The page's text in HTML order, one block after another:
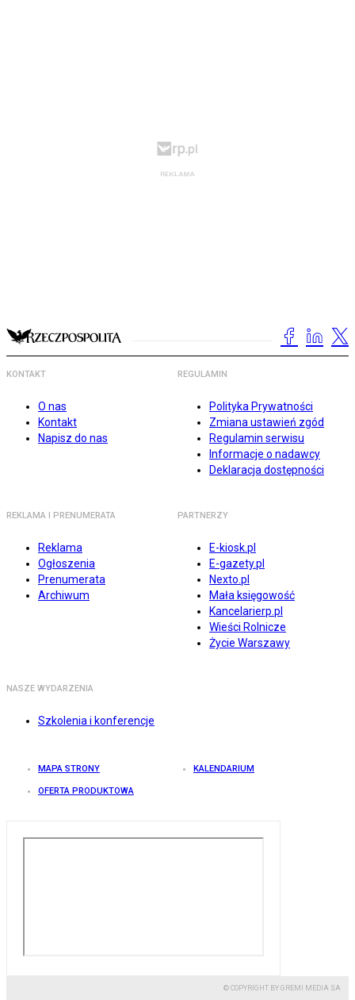
KONTAKT
O nas
Kontakt
Napisz do nas
REGULAMIN
Polityka Prywatności
Zmiana ustawień zgód
Regulamin serwisu
Informacje o nadawcy
Deklaracja dostępności
REKLAMA I PRENUMERATA
Reklama
Ogłoszenia
Prenumerata
Archiwum
PARTNERZY
E-kiosk.pl
E-gazety.pl
Nexto.pl
Mała księgowość
Kancelarierp.pl
Wieści Rolnicze
Życie Warszawy
NASZE WYDARZENIA
Szkolenia i konferencje
MAPA STRONY KALENDARIUM
OFERTA PRODUKTOWA
© COPYRIGHT BY GREMI MEDIA SA